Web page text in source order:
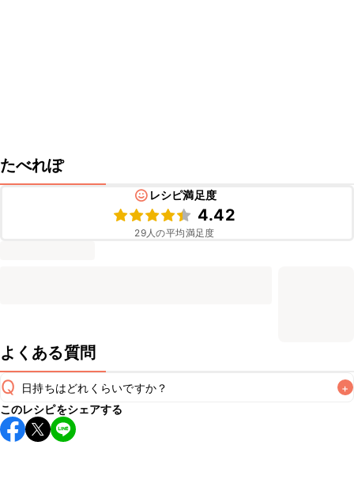
たべれぽ
レシピ満足度
4.42
29人の平均満足度
よくある質問
Q 日持ちはどれくらいですか？ +
保存期間は冷蔵で当日中が目安です。なるべくお早めにお召
し上がりください。
このレシピをシェアする